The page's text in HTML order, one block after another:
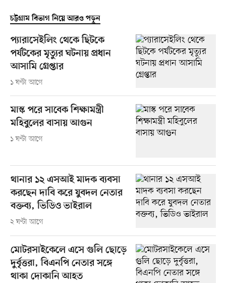
চট্টগ্রাম বিভাগ নিয়ে আরও পড়ুন
প্যারাসেইলিং থেকে ছিটকে
পর্যটকের মৃত্যুর ঘটনায় প্রধান
আসামি গ্রেপ্তার
১ ঘণ্টা আগে
মাস্ক পরে সাবেক শিক্ষামন্ত্রী
মহিবুলের বাসায় আগুন
১ ঘণ্টা আগে
থানার ১২ এসআই মাদক ব্যবসা
করছেন দাবি করে যুবদল নেতার
বক্তব্য, ভিডিও ভাইরাল
২ ঘণ্টা আগে
মোটরসাইকেলে এসে গুলি ছোড়ে
দুর্বৃত্তরা, বিএনপি নেতার সঙ্গে
থাকা দোকানি আহত